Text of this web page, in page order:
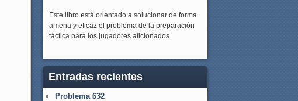
Este libro está orientado a solucionar de forma
amena y eficaz el problema de la preparación
táctica para los jugadores aficionados
Entradas recientes
Problema 632